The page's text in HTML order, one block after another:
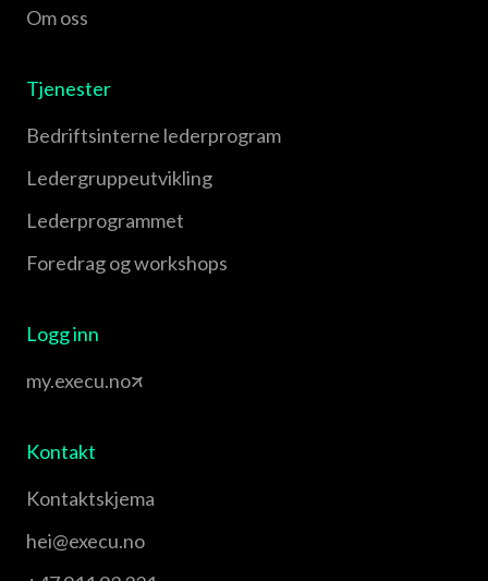
Om oss
Tjenester
Bedriftsinterne lederprogram
Leder­gruppe­utvikling
Leder­programmet
Foredrag og workshops
Logg inn
my.execu.no
Kontakt
Kontaktskjema
hei@execu.no